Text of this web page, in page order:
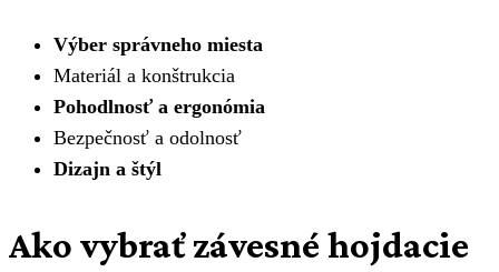
Výber správneho miesta
Materiál a konštrukcia
Pohodlnosť a ergonómia
Bezpečnosť a odolnosť
Dizajn a štýl
Ako vybrať závesné hojdacie